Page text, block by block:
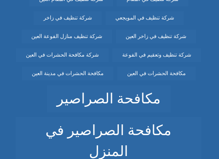
شركة تنظيف في المويجعي شركة تنظيف في زاخر
شركة تنظيف في زاخر العين شركة تنظيف منازل الفوعة العين
شركة تنظيف وتعقيم في الفوعة شركة مكافحة الحشرات في العين
مكافحة الحشرات في العين مكافحة الحشرات في مدينة العين
مكافحة الصراصير
مكافحة الصراصير في
المنزل